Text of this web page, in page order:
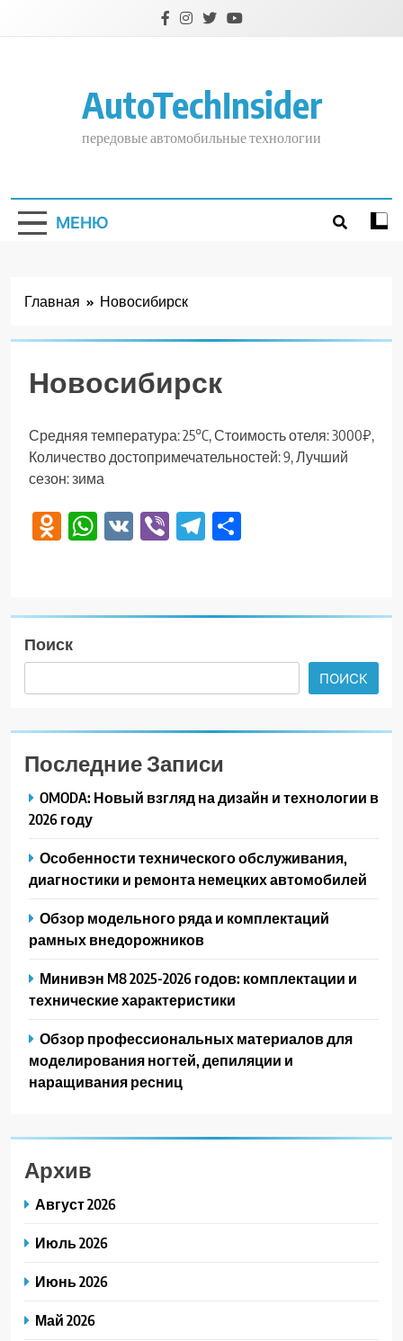
AutoTechInsider
передовые автомобильные технологии
МЕНЮ
Главная Новосибирск
Новосибирск
Средняя температура: 25°C, Стоимость отеля: 3000₽,
Количество достопримечательностей: 9, Лучший
сезон: зима
Odnoklassniki
WhatsApp
VK ViberTelegram
Поиск
ПОИСК
Последние Записи
OMODA: Новый взгляд на дизайн и технологии в
2026 году
Особенности технического обслуживания,
диагностики и ремонта немецких автомобилей
Обзор модельного ряда и комплектаций
рамных внедорожников
Минивэн M8 2025-2026 годов: комплектации и
технические характеристики
Обзор профессиональных материалов для
моделирования ногтей, депиляции и
наращивания ресниц
Архив
Август 2026
Июль 2026
Июнь 2026
Май 2026